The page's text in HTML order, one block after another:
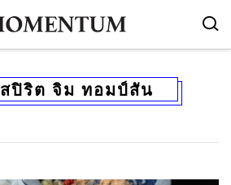
สปิริต จิม ทอมป์สัน